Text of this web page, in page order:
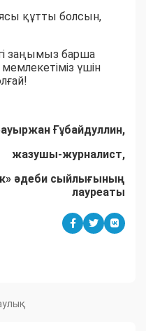
құтты болсын,
заңымыз барша
үшін
Ғұбайдуллин,
жазушы-журналист,
әдеби сыйлығының
лауреаты